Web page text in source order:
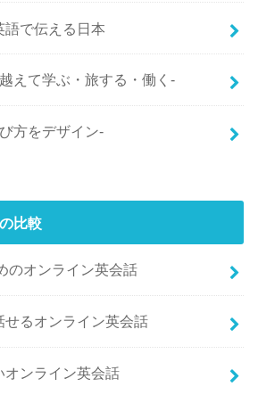
語で伝える日本
えて学ぶ・旅する・働く-
方をデザイン-
比較
のオンライン英会話
せるオンライン英会話
オンライン英会話